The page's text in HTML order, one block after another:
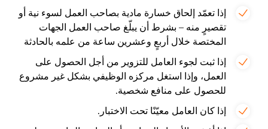
إذا تعمّد إلحاق خسارة مادية بصاحب العمل لسوء نية أو
تقصيرٍ منه – بشرط أن يبلّغ صاحب العمل الجهات
المختصة خلال أربعٍ وعشرين ساعة من علمه بالحادثة
إذا ثبت لجوء العامل للتزوير من أجل الحصول على
العمل، وإذا استغل مركزه الوظيفي بشكل غير مشروع
للحصول على منافع شخصية.
إذا كان العامل معيّنًا تحت الاختبار.